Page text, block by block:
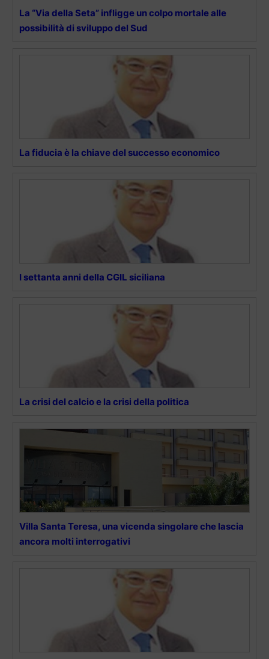
La “Via della Seta” infligge un colpo mortale alle
possibilità di sviluppo del Sud
La fiducia è la chiave del successo economico
I settanta anni della CGIL siciliana
La crisi del calcio e la crisi della politica
Villa Santa Teresa, una vicenda singolare che lascia
ancora molti interrogativi